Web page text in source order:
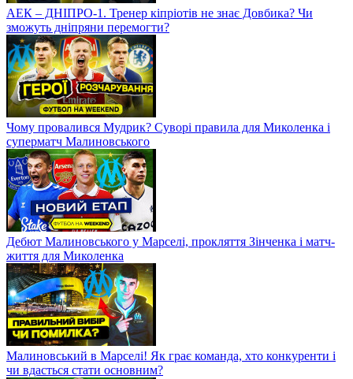
АЕК – ДНІПРО-1. Тренер кіпріотів не знає Довбика? Чи
зможуть дніпряни перемогти?
Чому провалився Мудрик? Суворі правила для Миколенка і
суперматч Малиновського
Дебют Малиновського у Марселі, прокляття Зінченка і матч-
життя для Миколенка
Малиновський в Марселі! Як грає команда, хто конкуренти і
чи вдасться стати основним?